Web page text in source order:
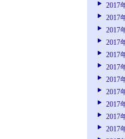
2017
2017
2017
2017
2017
2017
2017
2017
2017
2017
2017